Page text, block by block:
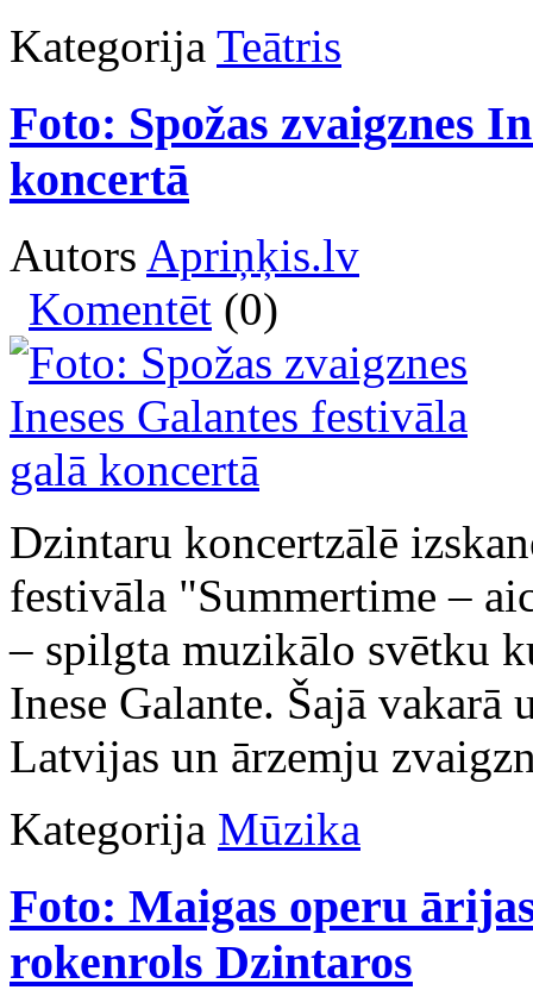
Kategorija Teātris
Foto: Spožas zvaigznes
koncertā
Autors Apriņķis.lv
Komentēt (0)
Dzintaru koncertzālē
festivāla "Summertime –
– spilgta muzikālo svētku
Inese Galante. Šajā vakarā
Latvijas un ārzemju
Kategorija Mūzika
Foto: Maigas operu
rokenrols Dzintaros